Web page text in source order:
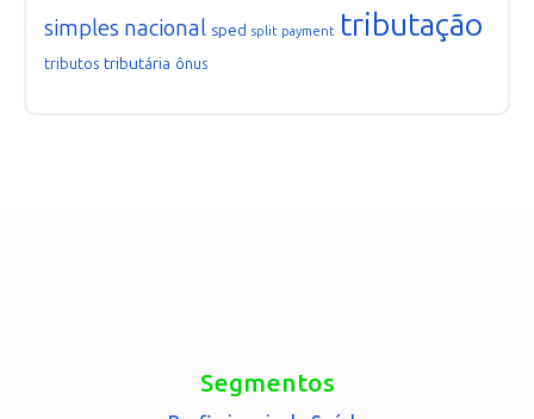
simples nacional sped split payment tributação
tributos tributária ônus
Segmentos